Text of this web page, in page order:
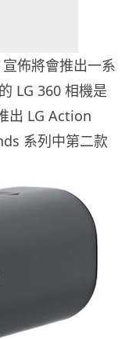
佈將會推出一系
LG 360 相機是
出 LG Action
系列中第二款